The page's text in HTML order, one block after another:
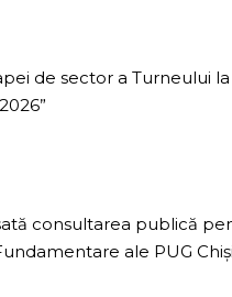
de sector a Turneului la
consultarea publică
ale PUG